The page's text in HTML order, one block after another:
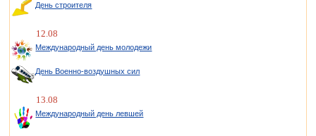
День строителя
12.08
Международный день молодежи
День Военно-воздушных сил
13.08
Международный день левшей